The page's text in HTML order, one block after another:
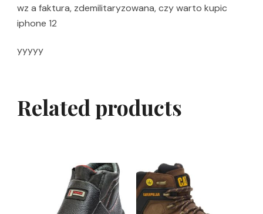
wz a faktura, zdemilitaryzowana, czy warto kupic
iphone 12
yyyyy
Related products